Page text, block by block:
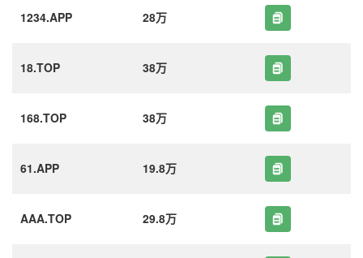
1234.APP 28万
18.TOP 38万
168.TOP 38万
61.APP 19.8万
AAA.TOP 29.8万